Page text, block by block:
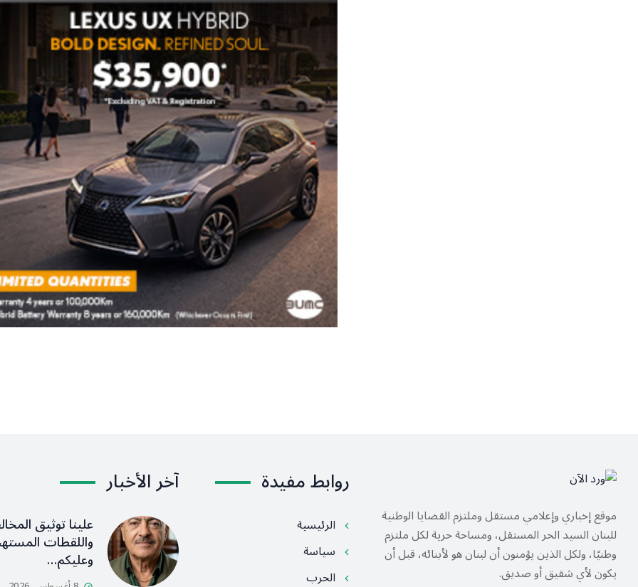
موقع إخباري وإعلامي مستقل وملتزم القضايا الوطنية
للبنان السيد الحر المستقل، ومساحة حرية لكل ملتزم
وطنيًا، ولكل الذين يؤمنون أن لبنان هو لأبنائه، قبل أن
يكون لأي شقيق أو صديق.
روابط مفيدة
الرئيسية
سياسة
الحرب
آخر الأخبار
علينا توثيق
واللقطات
وعليكم…